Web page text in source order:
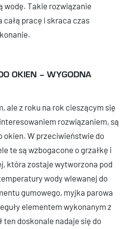
wodę. Takie rozwiązanie
całą pracę i skraca czas
OKIEN – WYGODNA
ale z roku na rok cieszącym się
rozwiązaniem, są
okien. W przeciwieństwie do
te są wzbogacone o grzałkę i
która zostaje wytworzona pod
wody wlewanej do
gumowego, myjka parowa
elementem wykonanym z
ten doskonale nadaje się do